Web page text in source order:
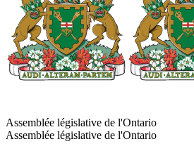
Assemblée législative de l'Ontario
Assemblée législative de l'Ontario